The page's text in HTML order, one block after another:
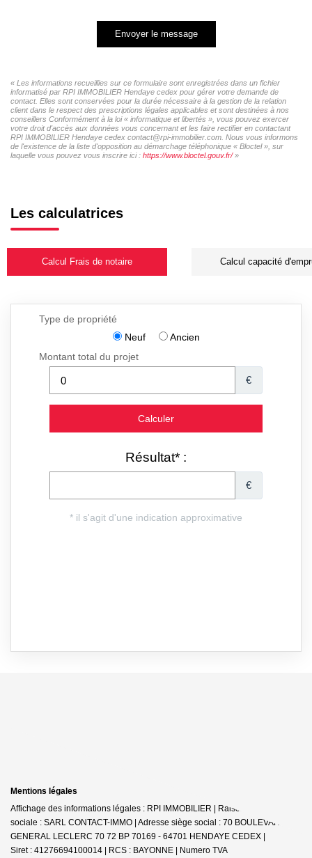
Envoyer le message
« Les informations recueillies sur ce formulaire sont enregistrées dans un fichier
informatisé par RPI IMMOBILIER Hendaye cedex pour gérer votre demande de
contact. Elles sont conservées pour la durée nécessaire à la gestion de la relation
client dans le respect des prescriptions légales applicables et sont destinées à nos
conseillers Conformément à la loi « informatique et libertés », vous pouvez exercer
votre droit d'accès aux données vous concernant et les faire rectifier en contactant
RPI IMMOBILIER Hendaye cedex contact@rpi-immobilier.com. Nous vous informons
de l'existence de la liste d'opposition au démarchage téléphonique « Bloctel », sur
laquelle vous pouvez vous inscrire ici : https://www.bloctel.gouv.fr/»
Les calculatrices
Calcul Frais de notaire Calcul capacité
Mentions légales
Affichage des informations légales : RPI IMMOBILIER | Raison
sociale : SARL CONTACT-IMMO | Adresse siège social : 70 BOULEVARD DU
GENERAL LECLERC 70 72 BP 70169 - 64701 HENDAYE CEDEX |
Siret : 41276694100014 | RCS : BAYONNE | Numero TVA